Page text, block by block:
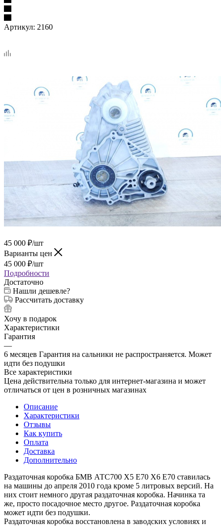
Артикул: 2160
45 000 ₽/шт
Варианты цен
45 000 ₽/шт
Подробности
Достаточно
Нашли дешевле?
Рассчитать доставку
Хочу в подарок
Характеристики
Гарантия
—
6 месяцев Гарантия на сальники не распространяется. Может
идти без подушки
Все характеристики
Цена действительна только для интернет-магазина и может
отличаться от цен в розничных магазинах
Описание
Характеристики
Отзывы
Как купить
Оплата
Доставка
Дополнительно
Раздаточная коробка БМВ АТС700 Х5 Е70 Х6 Е70 ставилась
на машины до апреля 2010 года кроме 5 литровых версий. На
них стоит немного другая раздаточная коробка. Начинка та
же, просто посадочное место другое. Раздаточная коробка
может идти без подушки.
Раздаточная коробка восстановлена в заводских условиях и